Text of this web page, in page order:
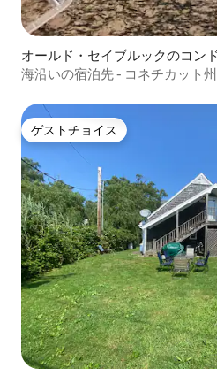
オールド・セイブルックのコン
海沿いの宿泊先 - コネチカット
ゲストチョイス
ゲストチョイス